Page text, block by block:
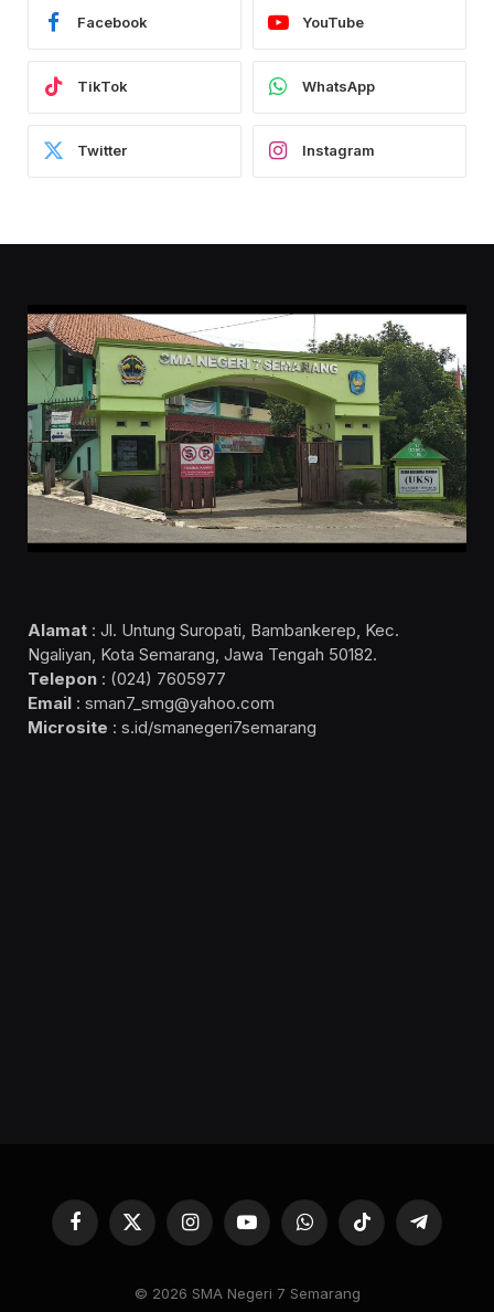
Facebook YouTube
TikTok WhatsApp
Twitter Instagram
Alamat : Jl. Untung Suropati, Bambankerep, Kec.
Ngaliyan, Kota Semarang, Jawa Tengah 50182.
Telepon : (024) 7605977
Email : sman7_smg@yahoo.com
Microsite : s.id/smanegeri7semarang
Facebook
X
(Twitter)
InstagramYouTubeWhatsAppTikTok Telegram
© 2026 SMA Negeri 7 Semarang